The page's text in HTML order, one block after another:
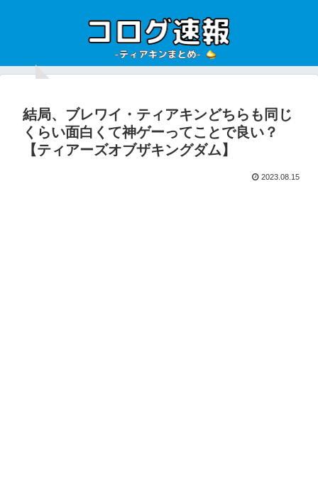
結局、ブレワイ・ティアキンどちらも同じ
くらい面白くて神ゲーってことで良い？
【ティアーズオブザキングダム】
2023.08.15